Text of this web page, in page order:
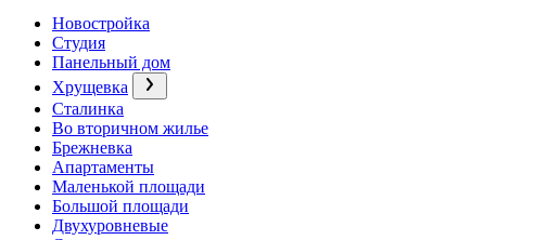
Новостройка
Студия
Панельный дом
Хрущевка
Сталинка
Во вторичном жилье
Брежневка
Апартаменты
Маленькой площади
Большой площади
Двухуровневые